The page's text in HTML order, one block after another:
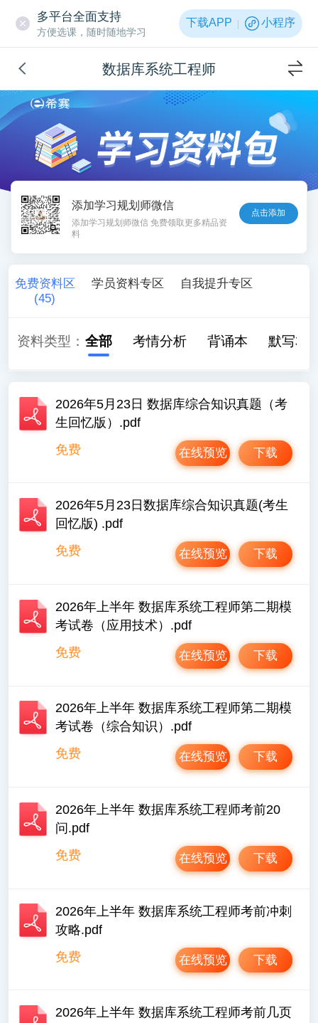
多平台全面支持
方便选课，随时随地学习
下载APP 小程序
数据库系统工程师
添加学习规划师微信
添加学习规划师微信 免费领取更多精品资
料
点击添加
免费资料区
(45)
学员资料专区 自我提升专区
资料类型： 全部 考情分析 背诵本 默写本
2026年5月23日 数据库综合知识真题（考
生回忆版）.pdf
免费
下载
在线预览
2026年5月23日数据库综合知识真题(考生
回忆版) .pdf
免费
下载
在线预览
2026年上半年 数据库系统工程师第二期模
考试卷（应用技术）.pdf
免费
下载
在线预览
2026年上半年 数据库系统工程师第二期模
考试卷（综合知识）.pdf
免费
下载
在线预览
2026年上半年 数据库系统工程师考前20
问.pdf
免费
下载
在线预览
2026年上半年 数据库系统工程师考前冲刺
攻略.pdf
免费
下载
在线预览
2026年上半年 数据库系统工程师考前几页